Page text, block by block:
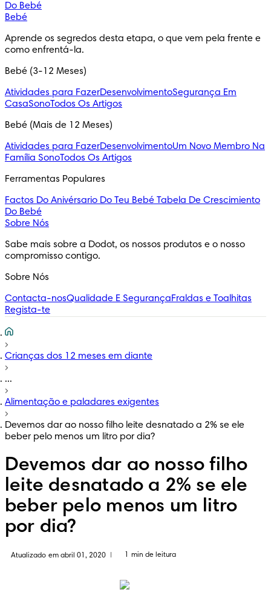
Do Bebé
Bebé
Aprende os segredos desta etapa, o que vem pela frente e
como enfrentá-la.
Bebé (3-12 Meses)
Atividades para FazerDesenvolvimentoSegurança Em
CasaSonoTodos Os Artigos
Bebé (Mais de 12 Meses)
Atividades para FazerDesenvolvimentoUm Novo Membro Na
Família SonoTodos Os Artigos
Ferramentas Populares
Factos Do Anivérsario Do Teu Bebé Tabela De Crescimiento
Do Bebé
Sobre Nós
Sabe mais sobre a Dodot, os nossos produtos e o nosso
compromisso contigo.
Sobre Nós
Contacta-nosQualidade E SegurançaFraldas e Toalhitas
Regista-te
Crianças dos 12 meses em diante
...
Alimentação e paladares exigentes
Devemos dar ao nosso filho leite desnatado a 2% se ele
beber pelo menos um litro por dia?
Devemos dar ao nosso filho
leite desnatado a 2% se ele
beber pelo menos um litro
por dia?
Atualizado em abril 01, 2020 1 min de leitura